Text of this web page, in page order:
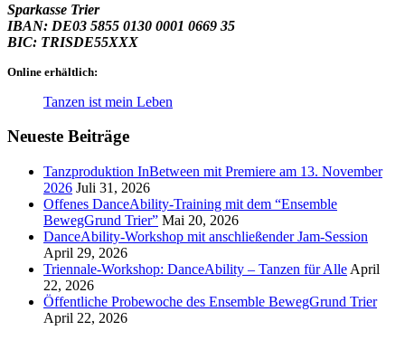
Sparkasse Trier
IBAN: DE03 5855 0130 0001 0669 35
BIC: TRISDE55XXX
Online erhältlich:
Tanzen ist mein Leben
Neueste Beiträge
Tanzproduktion InBetween mit Premiere am 13. November
2026 Juli 31, 2026
Offenes DanceAbility-Training mit dem “Ensemble
BewegGrund Trier” Mai 20, 2026
DanceAbility-Workshop mit anschließender Jam-Session
April 29, 2026
Triennale-Workshop: DanceAbility – Tanzen für Alle April
22, 2026
Öffentliche Probewoche des Ensemble BewegGrund Trier
April 22, 2026